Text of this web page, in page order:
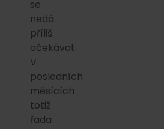
se
nedá
příliš
očekávat.
V
posledních
měsících
totiž
řada